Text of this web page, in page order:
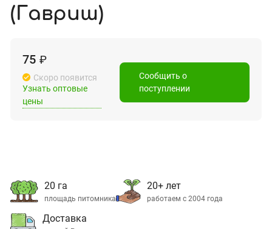
(Гавриш)
75 ₽
Скоро появится
Узнать оптовые
цены
Сообщить о
поступлении
20 га
площадь питомника
20+ лет
работаем с 2004 года
Доставка